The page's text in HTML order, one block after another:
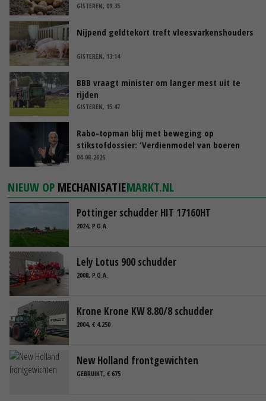
GISTEREN, 09:35
Nijpend geldtekort treft vleesvarkenshouders
GISTEREN, 13:14
BBB vraagt minister om langer mest uit te
rijden
GISTEREN, 15:47
Rabo-topman blij met beweging op
stikstofdossier: ‘Verdienmodel van boeren
blijft cruciaal’
04-08-2026
NIEUW OP MECHANISATIEMARKT.NL
Pottinger schudder HIT 17160HT
2024, P.O.A.
Lely Lotus 900 schudder
2008, P.O.A.
Krone Krone KW 8.80/8 schudder
2004, € 4.250
New Holland frontgewichten
GEBRUIKT, € 675